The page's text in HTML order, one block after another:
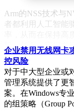
Arm的NSS技术与
者都利用人工智能
担。然而，它们在
的NVIDIA张量核
的专用神经加速器
着，安卓手机用户
能和效率提升。
为了加速NSS技术
企业禁用无线网卡
控风险
对于中大型企业或
管理系统提供了更
案。在Windows专
的组策略（Group